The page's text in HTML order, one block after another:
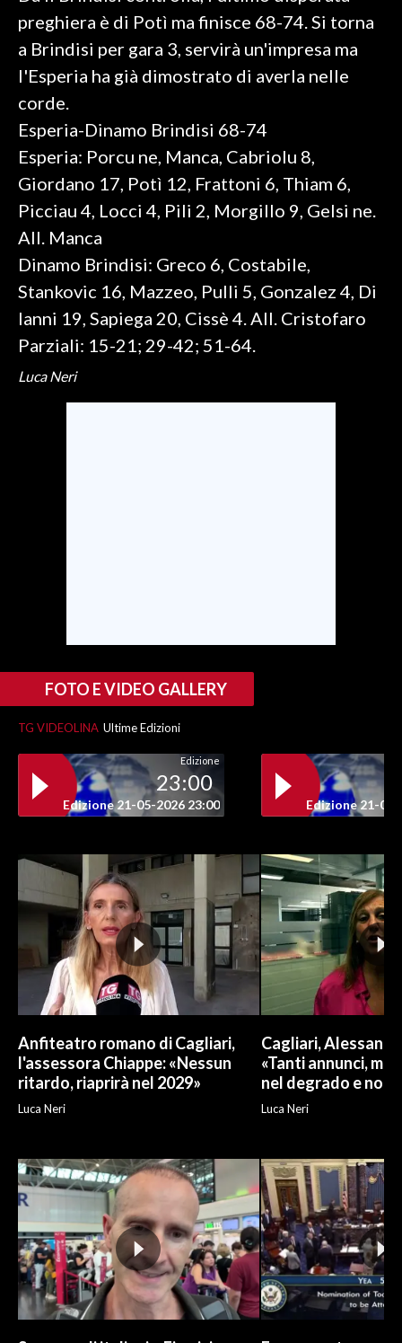
preghiera è di Potì ma finisce 68-74. Si torna
a Brindisi per gara 3, servirà un'impresa ma
l'Esperia ha già dimostrato di averla nelle
corde.
Esperia-Dinamo Brindisi 68-74
Esperia: Porcu ne, Manca, Cabriolu 8,
Giordano 17, Potì 12, Frattoni 6, Thiam 6,
Picciau 4, Locci 4, Pili 2, Morgillo 9, Gelsi ne.
All. Manca
Dinamo Brindisi: Greco 6, Costabile,
Stankovic 16, Mazzeo, Pulli 5, Gonzalez 4, Di
Ianni 19, Sapiega 20, Cissè 4. All. Cristofaro
Parziali: 15-21; 29-42; 51-64.
Luca Neri
FOTO E VIDEO GALLERY
TG VIDEOLINA Ultime Edizioni
Edizione
23:00
Edizione 21-05-2026 23:00 Edizione 21-05-
Anfiteatro romano di Cagliari,
l'assessora Chiappe: «Nessun
ritardo, riaprirà nel 2029»
Luca Neri
Cagliari,
«Tanti annunci,
nel degrado e non
Luca Neri